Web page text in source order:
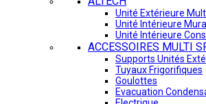
Unité Extérieure
Unité Intérieure
Unité Intérieure
ACCESSOIRES MULTI
Supports Unités
Tuyaux Frigorifiques
Goulottes
Evacuation